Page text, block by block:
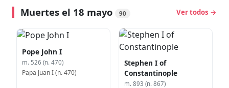
Muertes el 18 mayo 90 Ver todos →
Pope John I
m. 526 (n. 470)
Papa Juan I (n. 470)
Stephen I of
Constantinople
m. 893 (n. 867)